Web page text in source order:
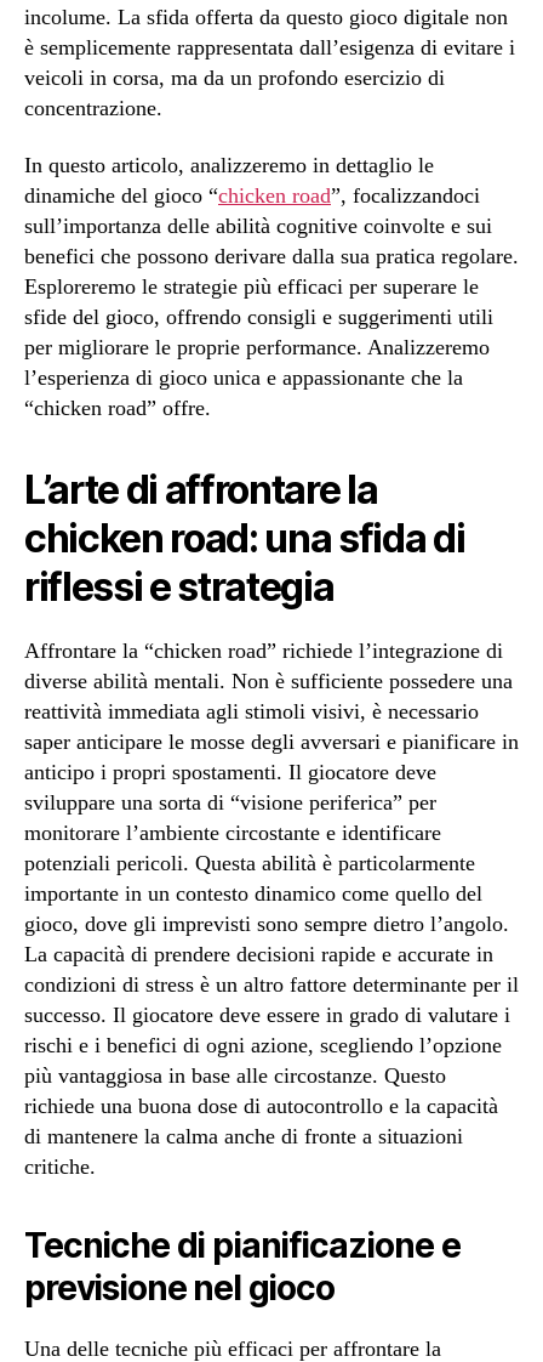
incolume. La sfida offerta da questo gioco digitale non
è semplicemente rappresentata dall’esigenza di evitare i
veicoli in corsa, ma da un profondo esercizio di
concentrazione.
In questo articolo, analizzeremo in dettaglio le
dinamiche del gioco “chicken road”, focalizzandoci
sull’importanza delle abilità cognitive coinvolte e sui
benefici che possono derivare dalla sua pratica regolare.
Esploreremo le strategie più efficaci per superare le
sfide del gioco, offrendo consigli e suggerimenti utili
per migliorare le proprie performance. Analizzeremo
l’esperienza di gioco unica e appassionante che la
“chicken road” offre.
L’arte di affrontare la
chicken road: una sfida di
riflessi e strategia
Affrontare la “chicken road” richiede l’integrazione di
diverse abilità mentali. Non è sufficiente possedere una
reattività immediata agli stimoli visivi, è necessario
saper anticipare le mosse degli avversari e pianificare in
anticipo i propri spostamenti. Il giocatore deve
sviluppare una sorta di “visione periferica” per
monitorare l’ambiente circostante e identificare
potenziali pericoli. Questa abilità è particolarmente
importante in un contesto dinamico come quello del
gioco, dove gli imprevisti sono sempre dietro l’angolo.
La capacità di prendere decisioni rapide e accurate in
condizioni di stress è un altro fattore determinante per il
successo. Il giocatore deve essere in grado di valutare i
rischi e i benefici di ogni azione, scegliendo l’opzione
più vantaggiosa in base alle circostanze. Questo
richiede una buona dose di autocontrollo e la capacità
di mantenere la calma anche di fronte a situazioni
critiche.
Tecniche di pianificazione e
previsione nel gioco
Una delle tecniche più efficaci per affrontare la